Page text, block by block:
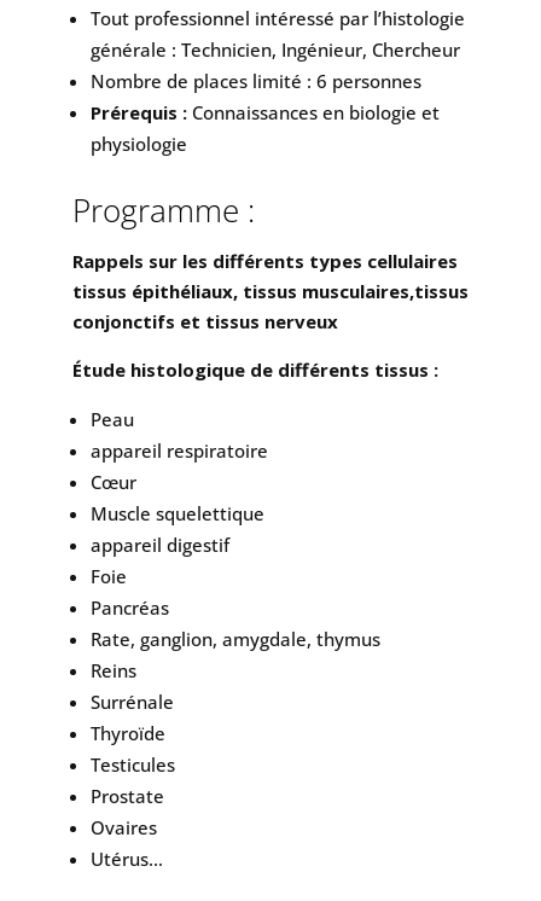
Tout professionnel intéressé par l’histologie
générale : Technicien, Ingénieur, Chercheur
Nombre de places limité : 6 personnes
Prérequis : Connaissances en biologie et
physiologie
Programme :
Rappels sur les différents types cellulaires
tissus épithéliaux, tissus musculaires,tissus
conjonctifs et tissus nerveux
Étude histologique de différents tissus :
Peau
appareil respiratoire
Cœur
Muscle squelettique
appareil digestif
Foie
Pancréas
Rate, ganglion, amygdale, thymus
Reins
Surrénale
Thyroïde
Testicules
Prostate
Ovaires
Utérus…